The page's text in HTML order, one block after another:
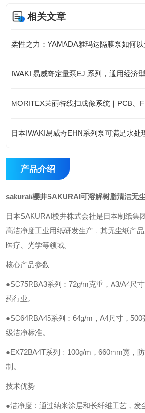
相关文章
产品介绍
sakurai/樱井SAKURAI可溶解树脂清洁无
日本SAKURAI樱井株式会社是日本制纸集
高洁净度工业用纸研发生产，其无尘纸产品
医疗、光学等领域。
核心产品参数
●SC75RBA3系列：72g/m克重，A3/A4尺
药行业。
●SC64RBA45系列：64g/m，A4尺寸，
级洁净标准。
●EX72BA4T系列：100g/m，660mm宽，
制。
技术优势
●洁净度：通过纳米涂层和长纤维工艺，发